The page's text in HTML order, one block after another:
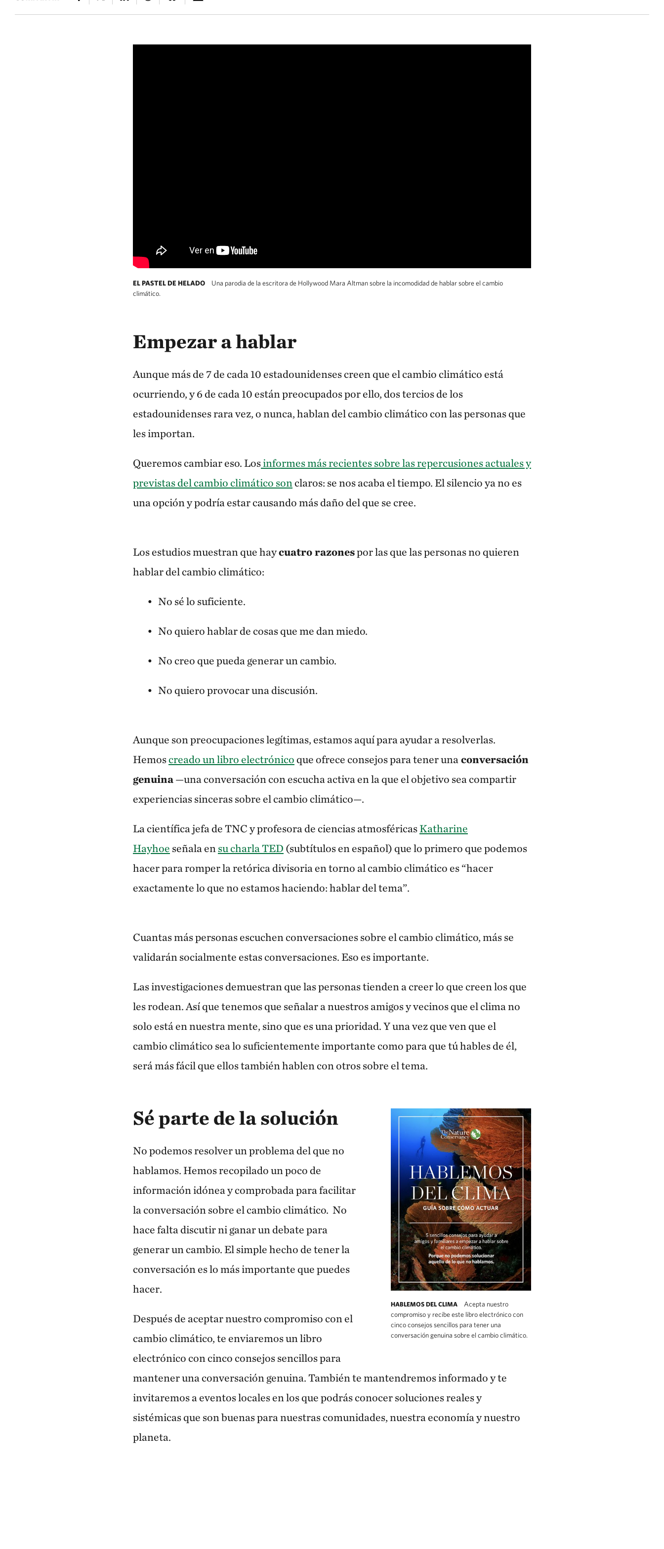
EL PASTEL DE HELADO
Una parodia de la escritora de Hollywood Mara Altman sobre la incomodidad de hablar sobre el cambio
climático.
Empezar a hablar
Aunque más de 7 de cada 10 estadounidenses creen que el cambio climático está
ocurriendo, y 6 de cada 10 están preocupados por ello, dos tercios de los
estadounidenses rara vez, o nunca, hablan del cambio climático con las personas que
les importan.
Queremos cambiar eso. Losinformes más recientes sobre las repercusiones actuales y
previstas del cambio climático sonclaros: se nos acaba el tiempo. El silencio ya no es
una opción y podría estar causando más daño del que se cree.
Los estudios muestran que haycuatro razonespor las que las personas no quieren
hablar del cambio climático:
No sé lo suficiente.
No quiero hablar de cosas que me dan miedo.
No creo que pueda generar un cambio.
No quiero provocar una discusión.
Aunque son preocupaciones legítimas, estamos aquí para ayudar a resolverlas.
Hemoscreado un libro electrónicoque ofrece consejos para tener unaconversación
genuina—una conversación con escucha activa en la que el objetivo sea compartir
experiencias sinceras sobre el cambio climático—.
La científica jefa de TNC y profesora de ciencias atmosféricasKatharine
Hayhoe señala ensu charla TED (subtítulos en español) que lo primero que podemos
hacer para romper la retórica divisoria en torno al cambio climático es “hacer
exactamente lo que no estamos haciendo: hablar del tema”.
Cuantas más personas escuchen conversaciones sobre el cambio climático, más se
validarán socialmente estas conversaciones. Eso es importante.
Las investigaciones demuestran que las personas tienden a creer lo que creen los que
les rodean. Así que tenemos que señalar a nuestros amigos y vecinos que el clima no
solo está en nuestra mente, sino que es una prioridad. Y una vez que ven que el
cambio climático sea lo suficientemente importante como para que tú hables de él,
será más fácil que ellos también hablen con otros sobre el tema.
HABLEMOS DEL CLIMA
Acepta nuestro
compromiso y recibe este libro electrónico con
cinco consejos sencillos para tener una
conversación genuina sobre el cambio climático.
Sé parte de la solución
No podemos resolver un problema del que no
hablamos. Hemos recopilado un poco de
información idónea y comprobada para facilitar
la conversación sobre el cambio climático. No
hace falta discutir ni ganar un debate para
generar un cambio. El simple hecho de tener la
conversación es lo más importante que puedes
hacer.
Después de aceptar nuestro compromiso con el
cambio climático, te enviaremos un libro
electrónico con cinco consejos sencillos para
mantener una conversación genuina. También te mantendremos informado y te
invitaremos a eventos locales en los que podrás conocer soluciones reales y
sistémicas que son buenas para nuestras comunidades, nuestra economía y nuestro
planeta.